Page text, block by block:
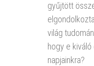
gyűjtött
világ
hogy e kiváló
napjainkra?